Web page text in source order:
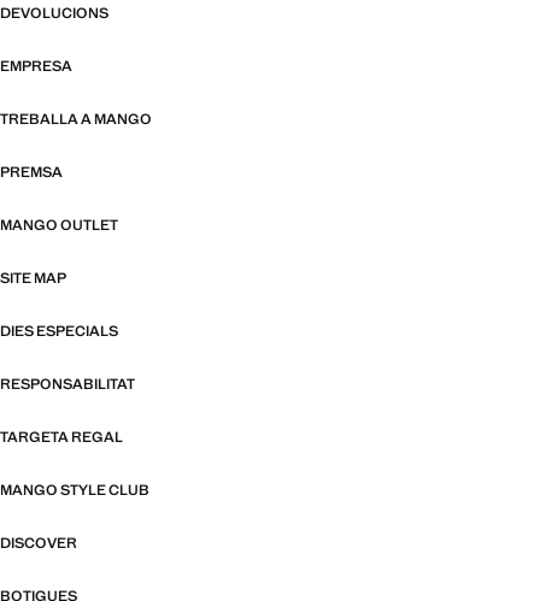
DEVOLUCIONS
EMPRESA
TREBALLA A MANGO
PREMSA
MANGO OUTLET
SITE MAP
DIES ESPECIALS
RESPONSABILITAT
TARGETA REGAL
MANGO STYLE CLUB
DISCOVER
BOTIGUES